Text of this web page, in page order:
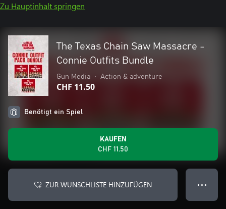
Zu Hauptinhalt springen
The Texas Chain Saw Massacre -
Connie Outfits Bundle
Gun Media • Action & adventure
CHF 11.50
Benötigt ein Spiel
KAUFEN
CHF 11.50
ZUR WUNSCHLISTE HINZUFÜGEN ● ● ●